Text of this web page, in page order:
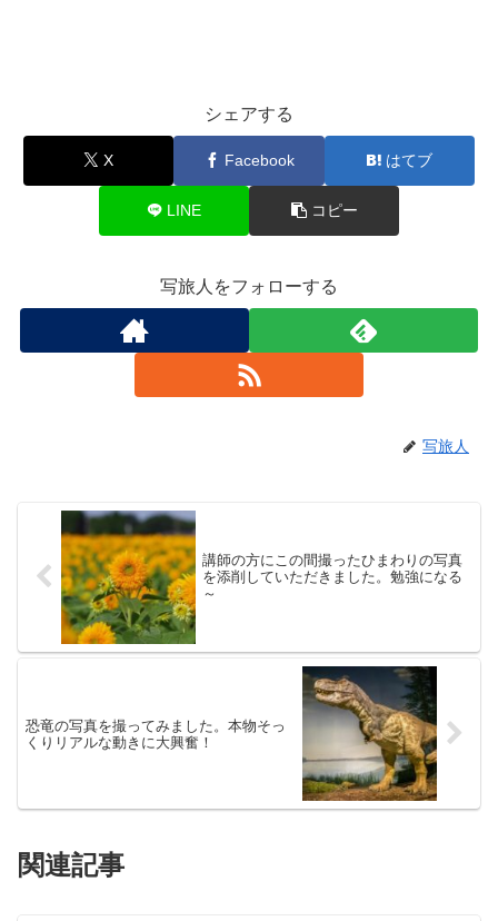
シェアする
X Facebook はてブ
LINE コピー
写旅人をフォローする
写旅人
講師の方にこの間撮ったひまわりの写真
を添削していただきました。勉強になる
～
恐竜の写真を撮ってみました。本物そっ
くりリアルな動きに大興奮！
関連記事